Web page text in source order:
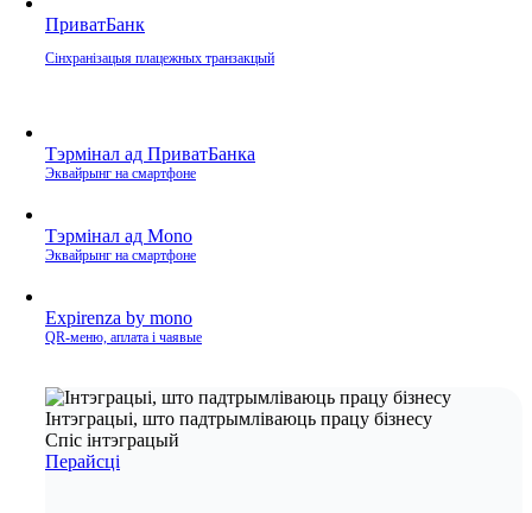
ПриватБанк
Сінхранізацыя плацежных транзакцый
Тэрмінал ад ПриватБанка
Эквайрынг на смартфоне
Тэрмінал ад Mono
Эквайрынг на смартфоне
Expirenza by mono
QR‑меню, аплата і чаявые
Інтэграцыі, што падтрымліваюць працу бізнесу
Спіс інтэграцый
Перайсці